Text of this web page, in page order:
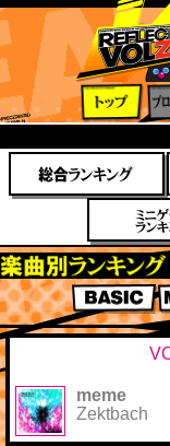
ィ
楽曲別スコアラ
BASIC
meme
Zektbach